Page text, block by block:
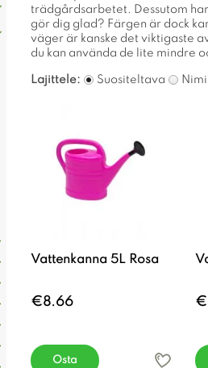
trädgårdsarbetet. Dessutom
gör dig glad? Färgen är dock
väger är kanske det viktigaste
du kan använda de lite mindre
Lajittele: Suositeltava Nimi
Vattenkanna 5L Rosa
€8.66
Osta